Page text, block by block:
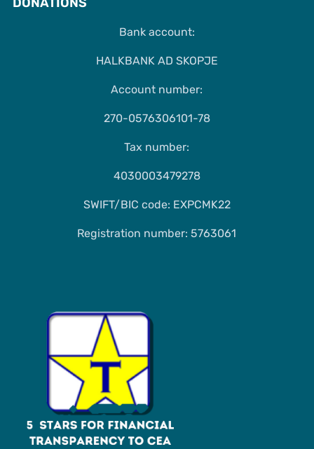
Bank account:
HALKBANK AD SKOPJE
Account number:
270-0576306101-78
Tax number:
4030003479278
SWIFT/BIC code: EXPCMK22
Registration number: 5763061